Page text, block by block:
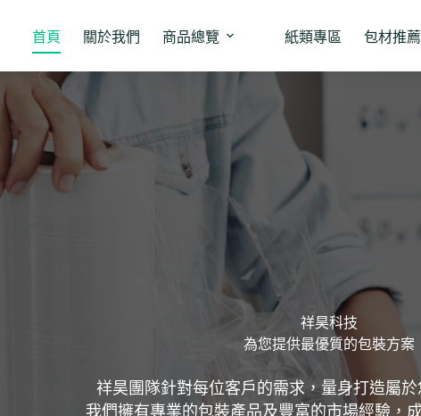
首頁 關於我們 商品總覽 紙類專區 包材推薦
祥昊科技
為您提供最優質的包裝方案
祥昊團隊針對每位客戶的需求，量身打造屬於
我們擁有專業的包裝產品及豐富的市場經驗，